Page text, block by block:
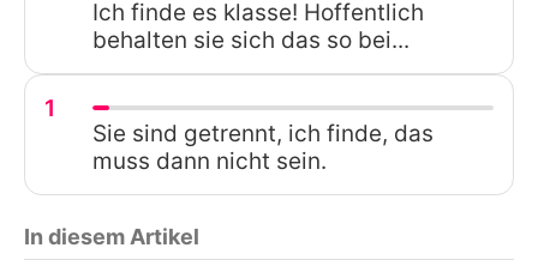
Ich finde es klasse! Hoffentlich
behalten sie sich das so bei...
1
Sie sind getrennt, ich finde, das
muss dann nicht sein.
In diesem Artikel